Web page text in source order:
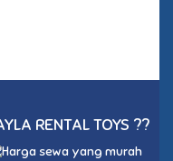
RENTAL TOYS ??